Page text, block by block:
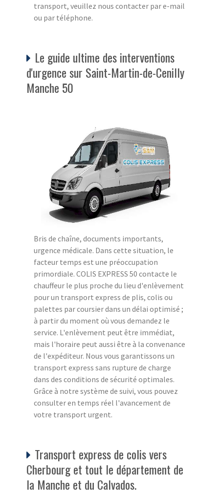
transport, veuillez nous contacter par e-mail
ou par téléphone.
Le guide ultime des interventions
d'urgence sur Saint-Martin-de-Cenilly
Manche 50
Bris de chaîne, documents importants,
urgence médicale. Dans cette situation, le
facteur temps est une préoccupation
primordiale. COLIS EXPRESS 50 contacte le
chauffeur le plus proche du lieu d'enlèvement
pour un transport express de plis, colis ou
palettes par coursier dans un délai optimisé ;
à partir du moment où vous demandez le
service. L'enlèvement peut être immédiat,
mais l'horaire peut aussi être à la convenance
de l'expéditeur. Nous vous garantissons un
transport express sans rupture de charge
dans des conditions de sécurité optimales.
Grâce à notre système de suivi, vous pouvez
consulter en temps réel l'avancement de
votre transport urgent.
Transport express de colis vers
Cherbourg et tout le département de
la Manche et du Calvados.